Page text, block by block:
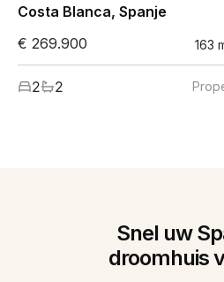
Costa Blanca, Spanje
€ 269.900
163
2 2
Snel uw
droomhuis